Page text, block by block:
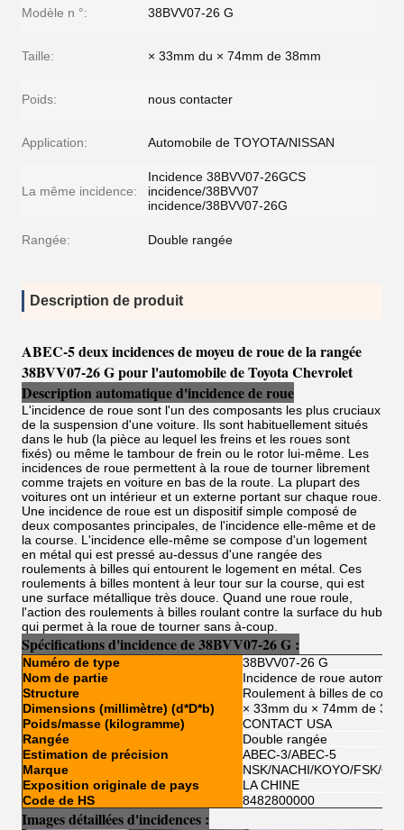
Modèle n °: 38BVV07-26 G
Taille: × 33mm du × 74mm de 38mm
Poids: nous contacter
Application: Automobile de TOYOTA/NISSAN
La même incidence:
Incidence 38BVV07-26GCS
incidence/38BVV07
incidence/38BVV07-26G
Rangée: Double rangée
Description de produit
ABEC-5 deux incidences de moyeu de roue de la rangée
38BVV07-26 G pour l'automobile de Toyota Chevrolet
Description automatique d'incidence de roue
L'incidence de roue sont l'un des composants les plus cruciaux
de la suspension d'une voiture. Ils sont habituellement situés
dans le hub (la pièce au lequel les freins et les roues sont
fixés) ou même le tambour de frein ou le rotor lui-même. Les
incidences de roue permettent à la roue de tourner librement
comme trajets en voiture en bas de la route. La plupart des
voitures ont un intérieur et un externe portant sur chaque roue.
Une incidence de roue est un dispositif simple composé de
deux composantes principales, de l'incidence elle-même et de
la course. L'incidence elle-même se compose d'un logement
en métal qui est pressé au-dessus d'une rangée des
roulements à billes qui entourent le logement en métal. Ces
roulements à billes montent à leur tour sur la course, qui est
une surface métallique très douce. Quand une roue roule,
l'action des roulements à billes roulant contre la surface du hub
qui permet à la roue de tourner sans à-coup.
Spécificationsd'incidence de38BVV07-26 G :
Numéro de type
38BVV07-26 G
Nom de partie
Incidence de roue
Structure
Roulement à billes de
Dimensions (millimètre) (d*D*b)
× 33mm du × 74mm de
Poids/masse (kilogramme)
CONTACT USA
Rangée
Double rangée
Estimation de précision
ABEC-3/ABEC-5
Marque
NSK/NACHI/KOYO/FSK/
Exposition originale de pays
LA CHINE
Code de HS
8482800000
Images détaillées d'incidences :